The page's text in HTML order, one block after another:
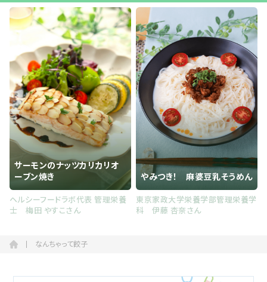
サーモンのナッツカリカリオ
ーブン焼き
ヘルシーフードラボ代表 管理栄養
士 梅田 やすこさん
やみつき！ 麻婆豆乳そうめん
東京家政大学栄養学部管理栄養学
科 伊藤 杏奈さん
なんちゃって餃子